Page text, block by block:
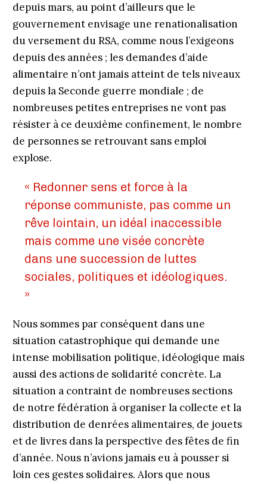
depuis mars, au point d’ailleurs que le
gouvernement envisage une renationalisation
du versement du RSA, comme nous l’exigeons
depuis des années ; les demandes d’aide
alimentaire n’ont jamais atteint de tels niveaux
depuis la Seconde guerre mondiale ; de
nombreuses petites entreprises ne vont pas
résister à ce deuxième confinement, le nombre
de personnes se retrouvant sans emploi
explose.
« Redonner sens et force à la
réponse communiste, pas comme un
rêve lointain, un idéal inaccessible
mais comme une visée concrète
dans une succession de luttes
sociales, politiques et idéologiques.
»
Nous sommes par conséquent dans une
situation catastrophique qui demande une
intense mobilisation politique, idéologique mais
aussi des actions de solidarité concrète. La
situation a contraint de nombreuses sections
de notre fédération à organiser la collecte et la
distribution de denrées alimentaires, de jouets
et de livres dans la perspective des fêtes de fin
d’année. Nous n’avions jamais eu à pousser si
loin ces gestes solidaires. Alors que nous